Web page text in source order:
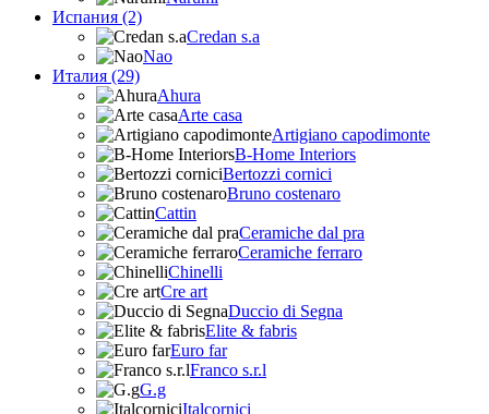
Испания (2)
Credan s.a
Nao
Италия (29)
Ahura
Arte casa
Artigiano capodimonte
B-Home Interiors
Bertozzi cornici
Bruno costenaro
Cattin
Ceramiche dal pra
Ceramiche ferraro
Chinelli
Cre art
Duccio di Segna
Elite & fabris
Euro far
Franco s.r.l
G.g
Italcornici